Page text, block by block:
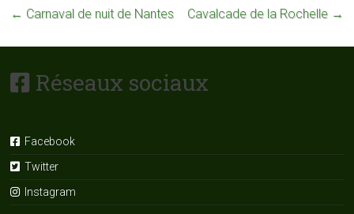
← Carnaval de nuit de Nantes Cavalcade de la Rochelle →
Réseaux sociaux
Facebook
Twitter
Instagram